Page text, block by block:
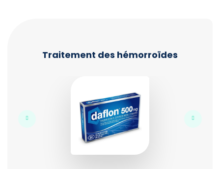
Traitement des hémorroïdes